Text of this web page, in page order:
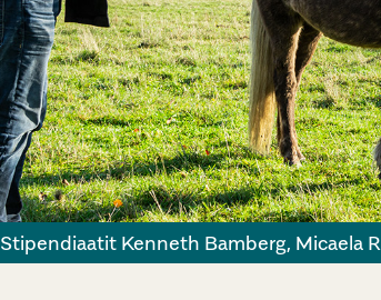
Stipendiaatit Kenneth Bamberg, Micaela